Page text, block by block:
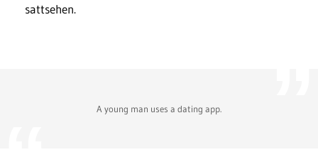
sattsehen.
A young man uses a dating app.